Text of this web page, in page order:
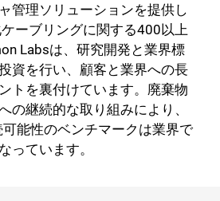
管理ソリューションを提供し
ーブリングに関する400以上
Labsは、研究開発と業界標
資を行い、顧客と業界への長
トを裏付けています。廃棄物
の継続的な取り組みにより、
能性のベンチマークは業界で
っています。